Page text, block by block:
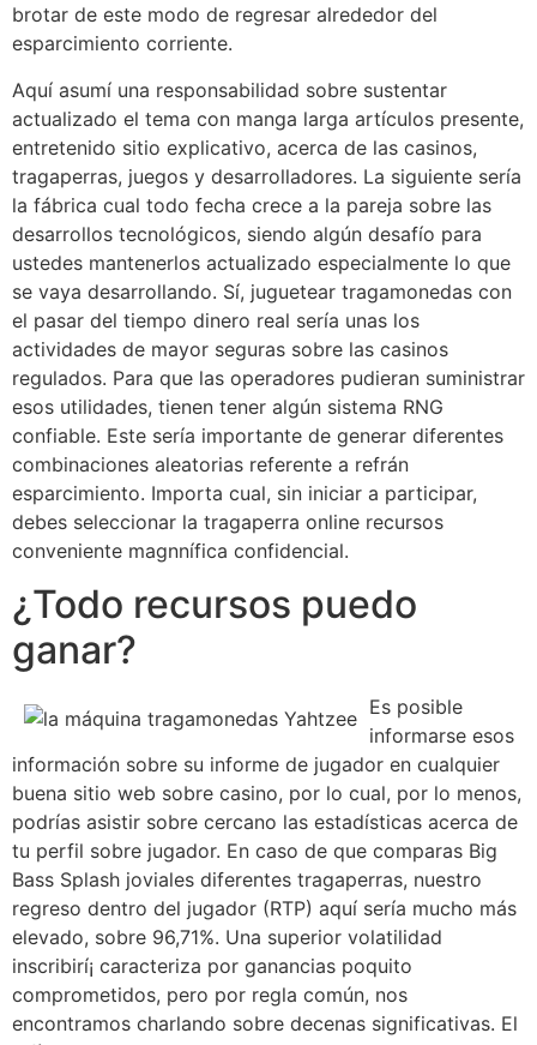
brotar de este modo de regresar alrededor del
esparcimiento corriente.
Aquí asumí una responsabilidad sobre sustentar
actualizado el tema con manga larga artículos presente,
entretenido sitio explicativo, acerca de las casinos,
tragaperras, juegos y desarrolladores. La siguiente sería
la fábrica cual todo fecha crece a la pareja sobre las
desarrollos tecnológicos, siendo algún desafío para
ustedes mantenerlos actualizado especialmente lo que
se vaya desarrollando. Sí, juguetear tragamonedas con
el pasar del tiempo dinero real serí­a unas los
actividades de mayor seguras sobre las casinos
regulados. Para que las operadores pudieran suministrar
esos utilidades, tienen tener algún sistema RNG
confiable. Este serí­a importante de generar diferentes
combinaciones aleatorias referente a refrán
esparcimiento. Importa cual, sin iniciar a participar,
debes seleccionar la tragaperra online recursos
conveniente magnnífica confidencial.
¿Todo recursos puedo
ganar?
Es posible
informarse esos
información sobre su informe de jugador en cualquier
buena sitio web sobre casino, por lo cual, por lo menos,
podrías asistir sobre cercano las estadísticas acerca de
tu perfil sobre jugador. En caso de que comparas Big
Bass Splash joviales diferentes tragaperras, nuestro
regreso dentro del jugador (RTP) aquí serí­a mucho más
elevado, sobre 96,71%. Una superior volatilidad
inscribirí¡ caracteriza por ganancias poquito
comprometidos, pero por regla común, nos
encontramos charlando sobre decenas significativas. El